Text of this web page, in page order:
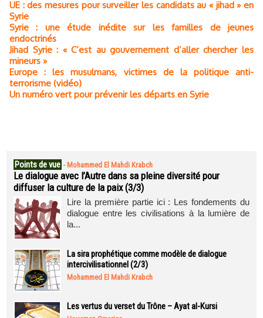
UE : des mesures pour surveiller les candidats au « jihad » en
Syrie
Syrie : une étude inédite sur les familles de jeunes
endoctrinés
Jihad Syrie : « C’est au gouvernement d’aller chercher les
mineurs »
Europe : les musulmans, victimes de la politique anti-
terrorisme (vidéo)
Un numéro vert pour prévenir les départs en Syrie
Points de vue - Mohammed El Mahdi Krabch
Le dialogue avec l’Autre dans sa pleine diversité pour
diffuser la culture de la paix (3/3)
Lire la première partie ici : Les fondements du
dialogue entre les civilisations à la lumière de
la...
La sira prophétique comme modèle de dialogue
intercivilisationnel (2/3)
Mohammed El Mahdi Krabch
Les vertus du verset du Trône – Ayat al-Kursi